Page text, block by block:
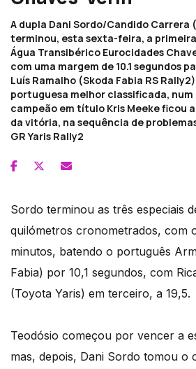
A dupla Dani Sordo/Candido Carrera
terminou, esta sexta-feira, a
Água Transibérico Eurocidades
com uma margem de 10.1 segundos
Luís Ramalho (Skoda Fabia RS
portuguesa melhor classificada, num
campeão em título Kris Meeke ficou
da vitória, na sequência de
GR Yaris Rally2
Sordo terminou as três especiais
quilómetros cronometrados, com
minutos, batendo o português
Fabia) por 10,1 segundos, com
(Toyota Yaris) em terceiro, a 19,5.
Teodósio começou por vencer a
mas, depois, Dani Sordo tomou o